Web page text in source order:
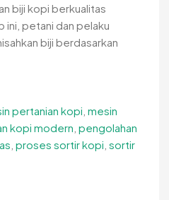
biji kopi berkualitas
ini, petani dan pelaku
biji berdasarkan
pertanian kopi mesin
kopi modern pengolahan
proses sortir kopi sortir